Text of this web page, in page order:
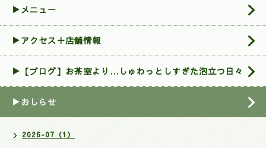
▶メニュー
▶アクセス＋店舗情報
▶【ブログ】お茶室より…しゅわっとしすぎた泡立つ日々
▶おしらせ
2026-07（1）